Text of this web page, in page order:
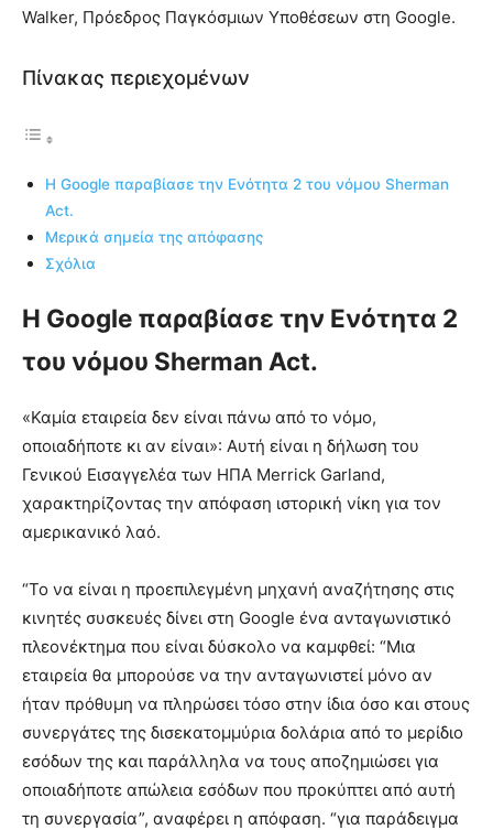
Walker, Πρόεδρος Παγκόσμιων Υποθέσεων στη Google.
Πίνακας περιεχομένων
Η Google παραβίασε την Ενότητα 2 του νόμου Sherman
Act.
Μερικά σημεία της απόφασης
Σχόλια
Η Google παραβίασε την Ενότητα 2
του νόμου Sherman Act.
«Καμία εταιρεία δεν είναι πάνω από το νόμο,
οποιαδήποτε κι αν είναι»: Αυτή είναι η δήλωση του
Γενικού Εισαγγελέα των ΗΠΑ Merrick Garland,
χαρακτηρίζοντας την απόφαση ιστορική νίκη για τον
αμερικανικό λαό.
“Το να είναι η προεπιλεγμένη μηχανή αναζήτησης στις
κινητές συσκευές δίνει στη Google ένα ανταγωνιστικό
πλεονέκτημα που είναι δύσκολο να καμφθεί: “Μια
εταιρεία θα μπορούσε να την ανταγωνιστεί μόνο αν
ήταν πρόθυμη να πληρώσει τόσο στην ίδια όσο και στους
συνεργάτες της δισεκατομμύρια δολάρια από το μερίδιο
εσόδων της και παράλληλα να τους αποζημιώσει για
οποιαδήποτε απώλεια εσόδων που προκύπτει από αυτή
τη συνεργασία”, αναφέρει η απόφαση. “για παράδειγμα